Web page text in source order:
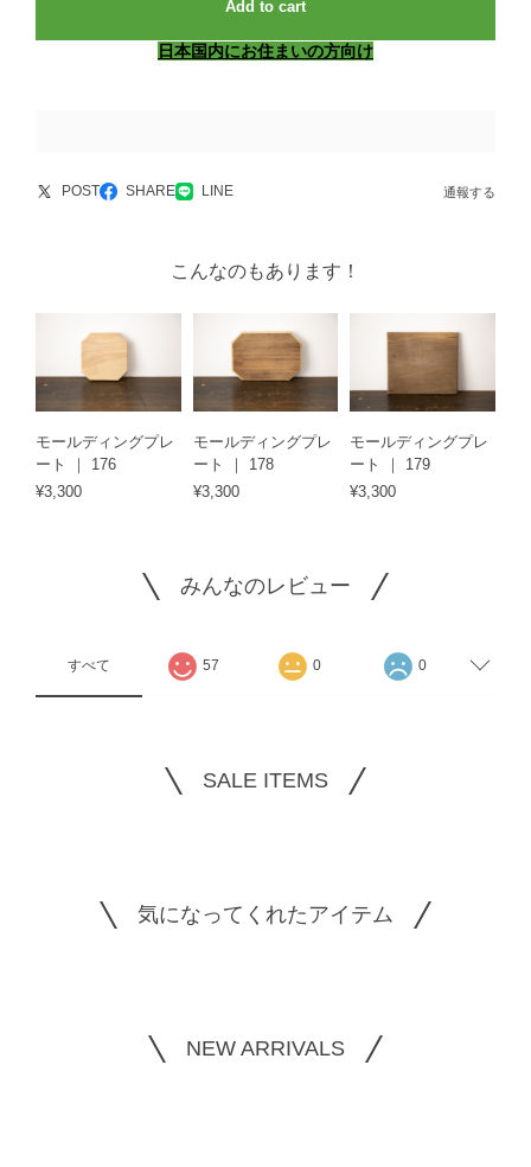
Add to cart
日本国内にお住まいの方向け
POST SHARE LINE 通報する
こんなのもあります！
モールディングプレ
ート ｜ 176
¥3,300
モールディングプレ
ート ｜ 178
¥3,300
モールディングプレ
ート ｜ 179
¥3,300
みんなのレビュー
すべて 57 0 0
SALE ITEMS
気になってくれたアイテム
NEW ARRIVALS